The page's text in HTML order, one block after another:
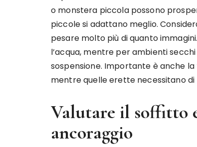
o monstera piccola possono
piccole si adattano meglio.
pesare molto più di quanto
l’acqua, mentre per ambienti
sospensione. Importante è anche
mentre quelle erette necessitano di
Valutare il soffitto
ancoraggio